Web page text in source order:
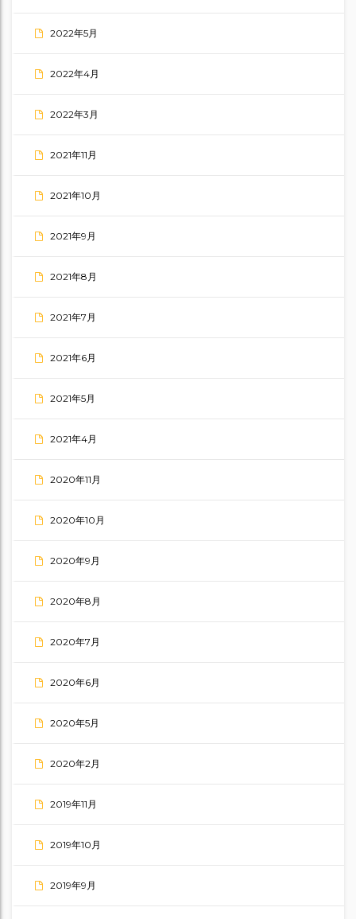
2022年5月
2022年4月
2022年3月
2021年11月
2021年10月
2021年9月
2021年8月
2021年7月
2021年6月
2021年5月
2021年4月
2020年11月
2020年10月
2020年9月
2020年8月
2020年7月
2020年6月
2020年5月
2020年2月
2019年11月
2019年10月
2019年9月